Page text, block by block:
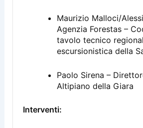
Maurizio Malloci/
Agenzia Forestas –
tavolo tecnico
escursionistica della
Paolo Sirena –
Altipiano della Giara
Interventi: